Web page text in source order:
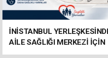
İNİSTANBUL
AİLE SAĞLIĞI MERKEZİ İÇİN
HAZIRLIKLAR SÜRÜYOR